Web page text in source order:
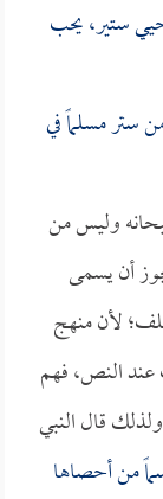
ستير، يحب
ستر مسلماً في
وليس من
أن يسمى
لأن منهج
النص، فهم
قال النبي
من أحصاها